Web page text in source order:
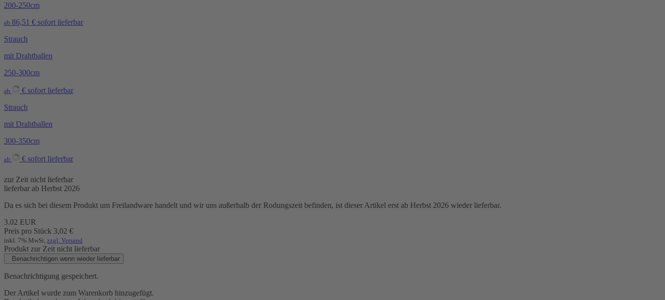
200-250cm
ab 86,51 € sofort lieferbar
Strauch
mit Drahtballen
250-300cm
ab € sofort lieferbar
Strauch
mit Drahtballen
300-350cm
ab € sofort lieferbar
zur Zeit nicht lieferbar
lieferbar ab Herbst 2026
Da es sich bei diesem Produkt um Freilandware handelt und wir uns außerhalb der Rodungszeit befinden, ist dieser Artikel erst ab Herbst 2026 wieder lieferbar.
3.02 EUR
Preis pro Stück 3,02 €
inkl. 7% MwSt, zzgl. Versand
Produkt zur Zeit nicht lieferbar
Benachrichtigen wenn wieder lieferbar
Benachrichtigung gespeichert.
Der Artikel wurde zum Warenkorb hinzugefügt.